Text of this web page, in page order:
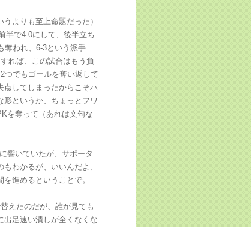
よりも至上命題だった）
半で4-0にして、後半立ち
奪われ、6-3という派手
れば、この試合はもう負
つでもゴールを奪い返して
点してしまったからこそハ
というか、ちょっとフワ
を奪って（あれは文句な
響いていたが、サポータ
わかるが、いいんだよ、
進めるということで。
えたのだが、誰が見ても
出足速い潰しが全くなくな